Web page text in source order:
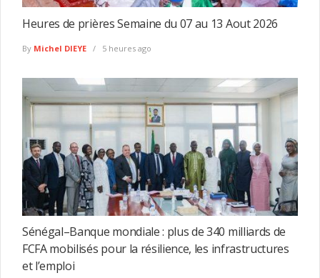
Heures de prières Semaine du 07 au 13 Aout 2026
By Michel DIEYE 5 heures ago
Sénégal–Banque mondiale : plus de 340 milliards de
FCFA mobilisés pour la résilience, les infrastructures
et l’emploi